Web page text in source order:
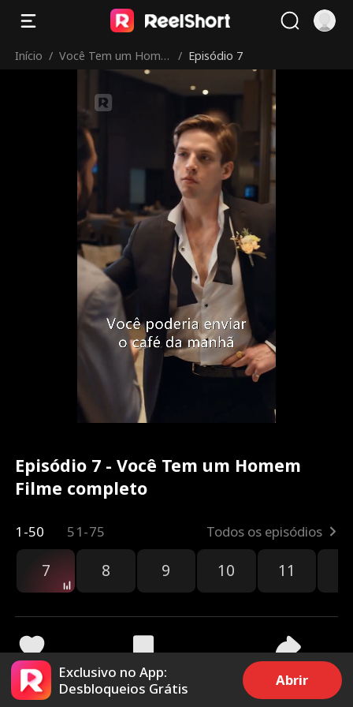
Início / Você Tem um Home
/ Episódio 7
Episódio 7 - Você Tem um Homem
Filme completo
1-50 51-75 Todos os episódios
7 8 9 10 11
5k 93.9k Compartilhar
Exclusivo no App:
Desbloqueios Grátis
Abrir